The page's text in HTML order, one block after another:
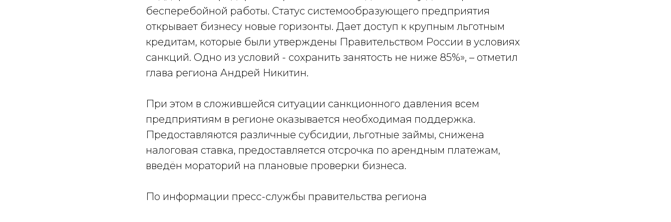
бесперебойной работы. Статус системообразующего предприятия
открывает бизнесу новые горизонты. Дает доступ к крупным льготным
кредитам, которые были утверждены Правительством России в условиях
санкций. Одно из условий - сохранить занятость не ниже 85%», – отметил
глава региона Андрей Никитин.
При этом в сложившейся ситуации санкционного давления всем
предприятиям в регионе оказывается необходимая поддержка.
Предоставляются различные субсидии, льготные займы, снижена
налоговая ставка, предоставляется отсрочка по арендным платежам,
введён мораторий на плановые проверки бизнеса.
По информации пресс-службы правительства региона